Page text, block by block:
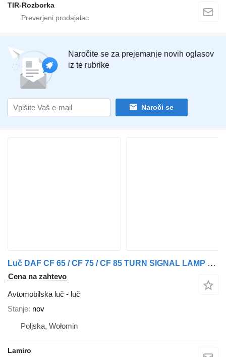
TIR-Rozborka
Naročite se za prejemanje novih oglasov
iz te rubrike
Naroči se
Luč DAF CF 65 / CF 75 / CF 85 TURN SIGNAL LAMP LH za tovornjak DAF CF 65 / CF 75 / CF 85
Cena na zahtevo
Avtomobilska luč - luč
Stanje nov
Poljska, Wołomin
Lamiro